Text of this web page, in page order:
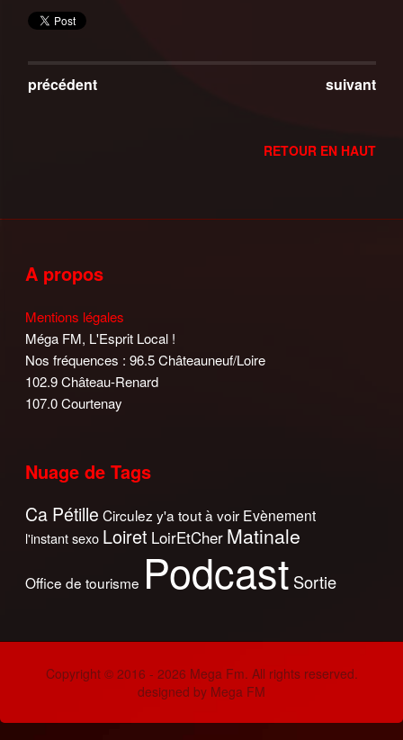
précédent suivant
RETOUR EN HAUT
A propos
Mentions légales
Méga FM, L'Esprit Local !
Nos fréquences : 96.5 Châteauneuf/Loire
102.9 Château-Renard
107.0 Courtenay
Nuage de Tags
Ca Pétille Circulez y'a tout à voir Evènement
l'instant sexo Loiret LoirEtCher Matinale
Office de tourisme Podcast Sortie
Copyright © 2016 - 2026 Mega Fm. All rights reserved.
designed by Mega FM